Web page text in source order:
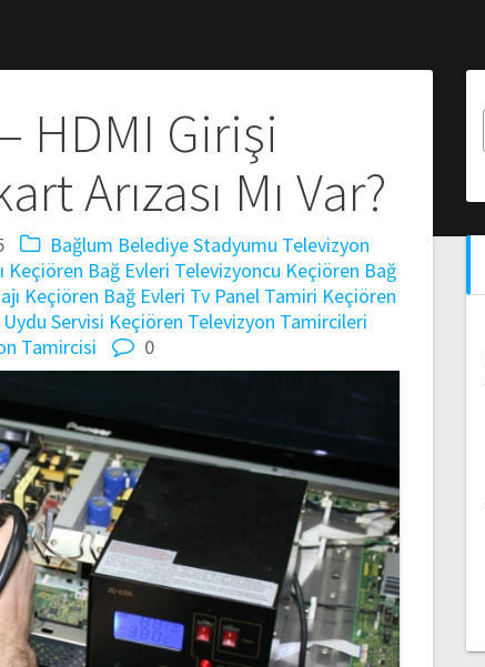
HDMI Girişi
Arızası Mı Var?
Bağlum Belediye Stadyumu Televizyon
Keçiören Bağ Evleri Televizyoncu Keçiören Bağ
Keçiören Bağ Evleri Tv Panel Tamiri Keçiören
Servisi Keçiören Televizyon Tamircileri
Tamircisi
0